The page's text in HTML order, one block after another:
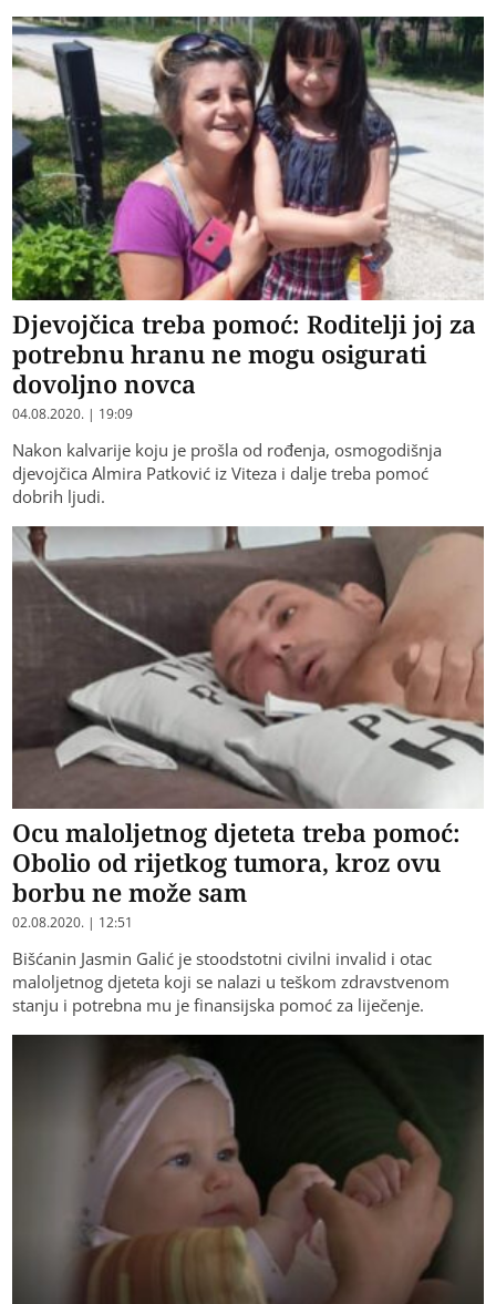
Djevojčica treba pomoć: Roditelji joj za
potrebnu hranu ne mogu osigurati
dovoljno novca
04.08.2020. | 19:09
Nakon kalvarije koju je prošla od rođenja, osmogodišnja
djevojčica Almira Patković iz Viteza i dalje treba pomoć
dobrih ljudi.
Ocu maloljetnog djeteta treba pomoć:
Obolio od rijetkog tumora, kroz ovu
borbu ne može sam
02.08.2020. | 12:51
Bišćanin Jasmin Galić je stoodstotni civilni invalid i otac
maloljetnog djeteta koji se nalazi u teškom zdravstvenom
stanju i potrebna mu je finansijska pomoć za liječenje.